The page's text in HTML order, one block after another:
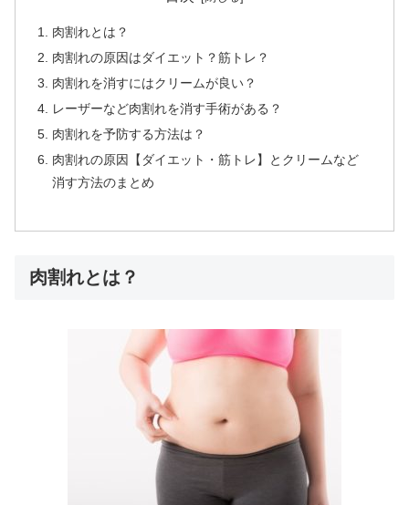
肉割れとは？
肉割れの原因はダイエット？筋トレ？
肉割れを消すにはクリームが良い？
レーザーなど肉割れを消す手術がある？
肉割れを予防する方法は？
肉割れの原因【ダイエット・筋トレ】とクリームなど
消す方法のまとめ
肉割れとは？